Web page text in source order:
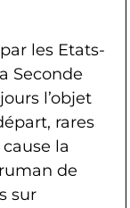
les Etats-
Seconde
l’objet
rares
la
de
sur